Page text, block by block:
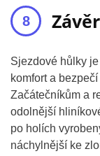
Závěr
Sjezdové hůlky
komfort a
Začátečníkům a
odolnější
po holích
náchylnější ke